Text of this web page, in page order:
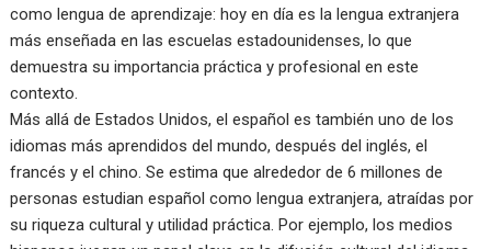
como lengua de aprendizaje: hoy en día es la lengua extranjera
más enseñada en las escuelas estadounidenses, lo que
demuestra su importancia práctica y profesional en este
contexto.
Más allá de Estados Unidos, el español es también uno de los
idiomas más aprendidos del mundo, después del inglés, el
francés y el chino. Se estima que alrededor de 6 millones de
personas estudian español como lengua extranjera, atraídas por
su riqueza cultural y utilidad práctica. Por ejemplo, los medios